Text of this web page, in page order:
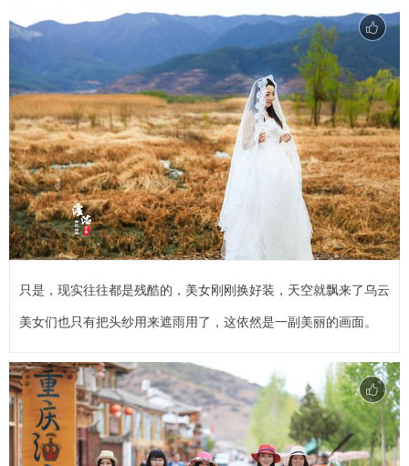
只是，现实往往都是残酷的，美女刚刚换好装，天空就飘来了乌云
美女们也只有把头纱用来遮雨用了，这依然是一副美丽的画面。